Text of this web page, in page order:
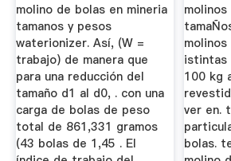
molino de bolas en mineria
tamanos y pesos
waterionizer. Así, (W =
trabajo) de manera que
para una reducción del
tamaño d1 al d0, . con una
carga de bolas de peso
total de 861,331 gramos
(43 bolas de 1,45 . El
istintas
100 kg
ver en.
bolas.